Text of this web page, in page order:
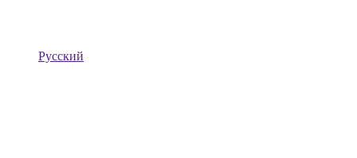
Русский